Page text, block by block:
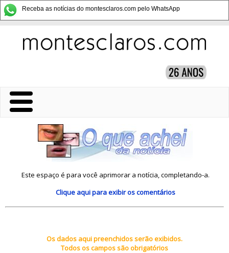
Receba as notícias do montesclaros.com pelo WhatsApp
Este espaço é para você aprimorar a notícia, completando-a.
Clique aquipara exibir os comentários
Os dados aqui preenchidos serão exibidos.
Todos os campos são obrigatórios